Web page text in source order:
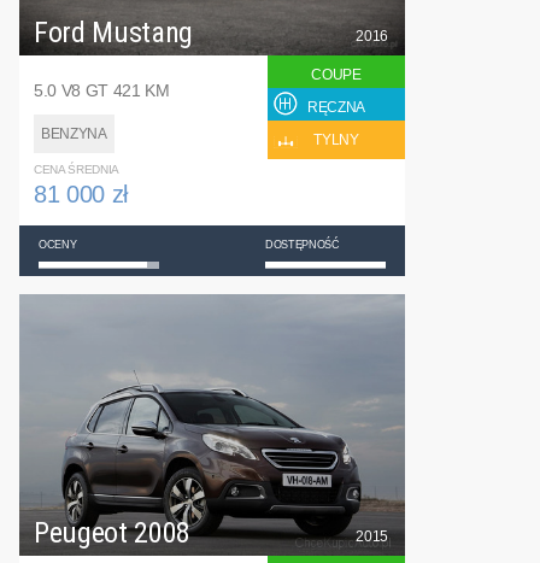
Ford Mustang
5.0 V8 GT 421 KM
BENZYNA
2016
COUPE
RĘCZNA
TYLNY
CENA ŚREDNIA
81 000 zł
OCENY DOSTĘPNOŚĆ
Peugeot 2008 2015